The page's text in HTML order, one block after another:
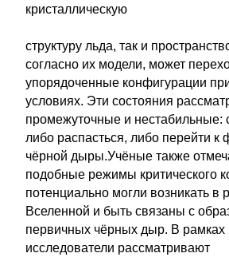
кристаллическую
структуру льда, так и
согласно их модели, может
упорядоченные конфигурации
условиях. Эти состояния
промежуточные и нестабильные:
либо распасться, либо перейти
чёрной дыры.Учёные также
подобные режимы критического
потенциально могли возникать в
Вселенной и быть связаны с
первичных чёрных дыр. В рамках
исследователи рассматривают